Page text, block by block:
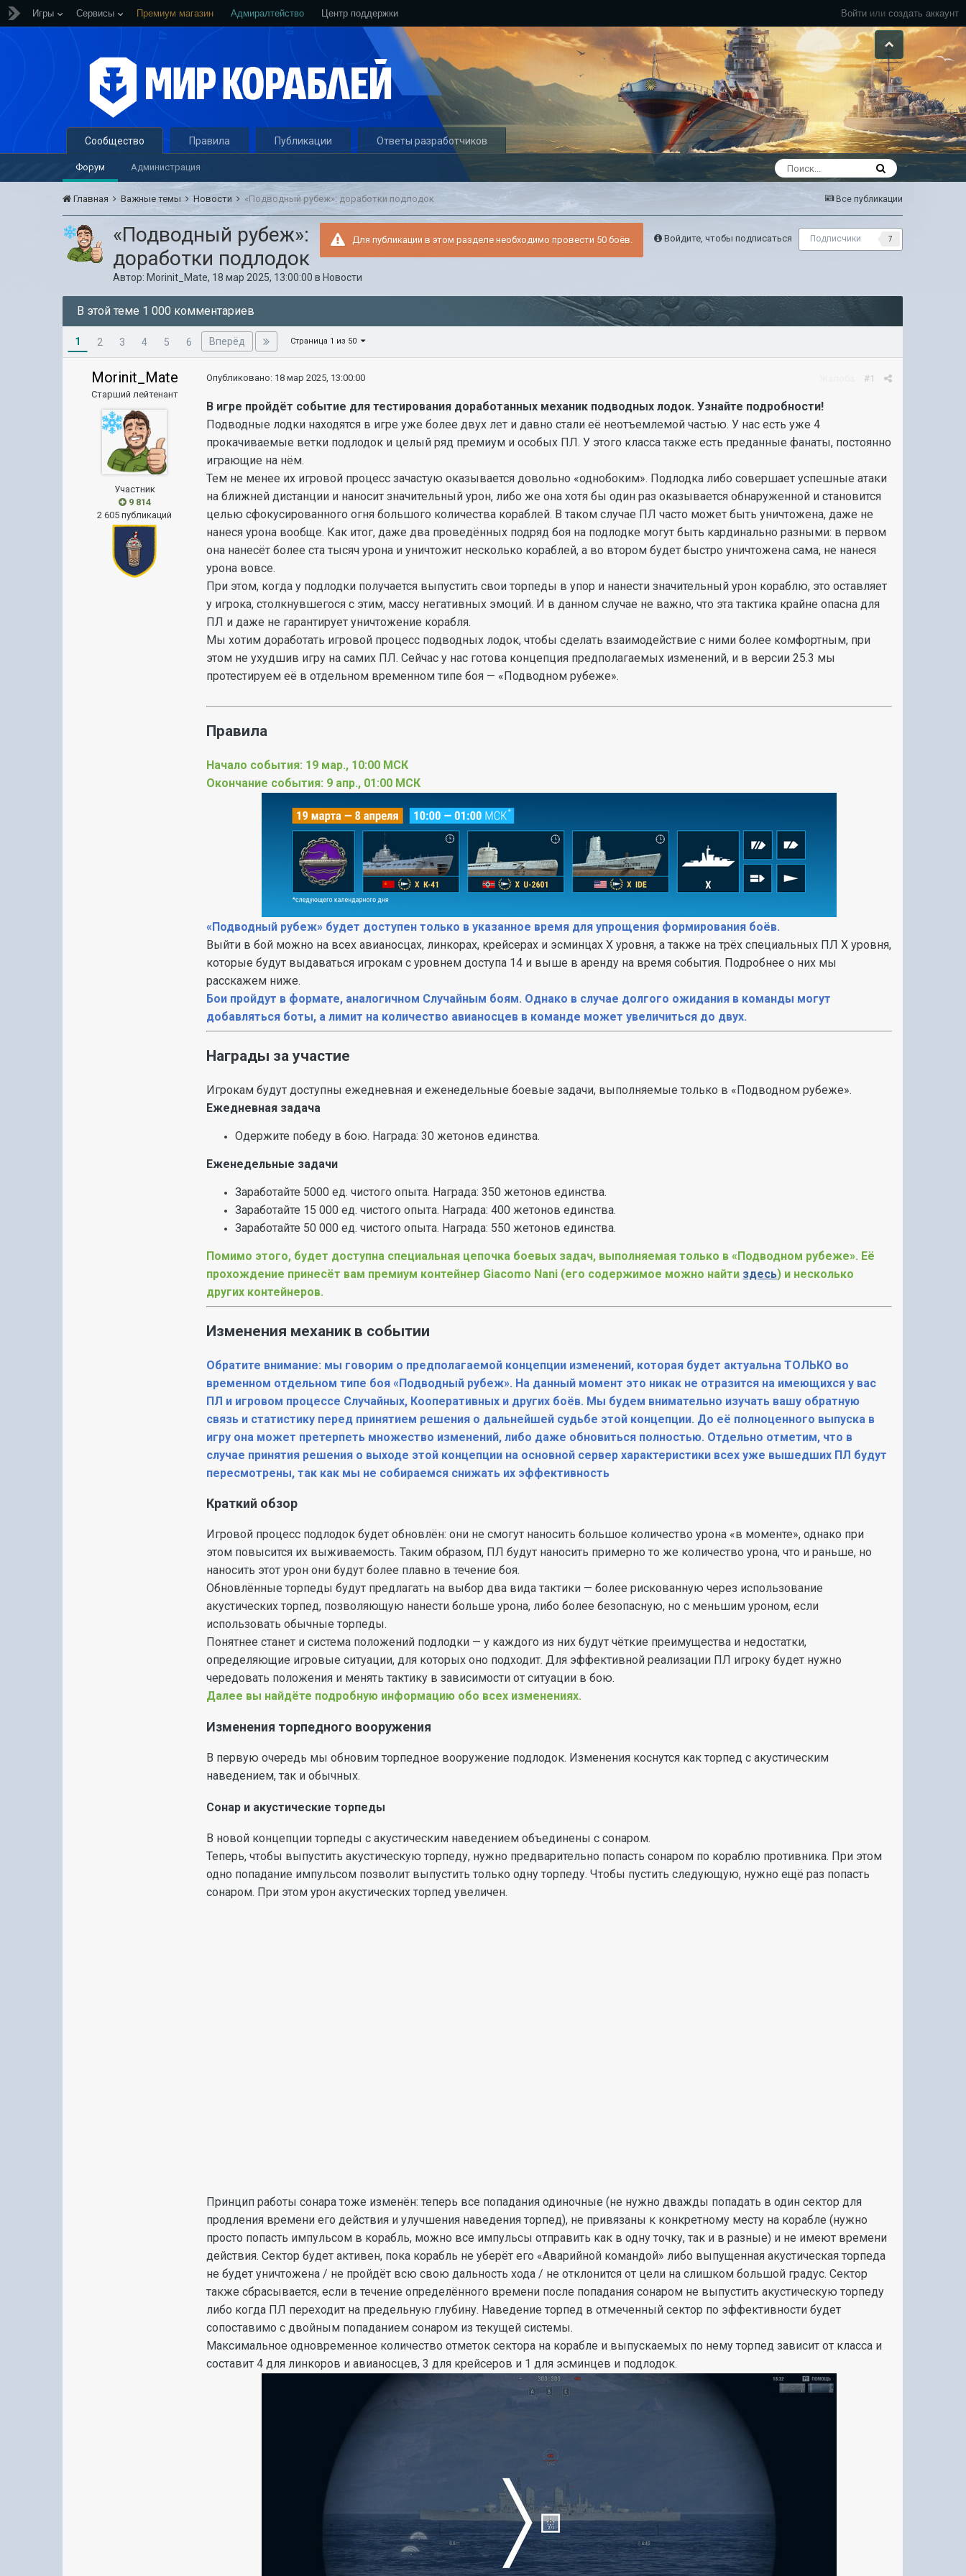
Войти или создать аккаунт
Игры Сервисы Премиум магазин Адмиралтейство Центр поддержки
Сообщество
Форум Администрация
Правила Публикации Ответы разработчиков
Все публикации
Главная Важные темы Новости «Подводный рубеж»: доработки подлодок
Войдите, чтобы подписаться Подписчики 7
Для публикации в этом разделе необходимо провести 50 боёв.
«Подводный рубеж»:
доработки подлодок
Автор: Morinit_Mate, 18 мар 2025, 13:00:00 в Новости
В этой теме 1 000 комментариев
1 2 3 4 5 6 Вперёд Страница 1 из 50
Morinit_Mate
Старший лейтенант
Участник
9 814
2 605 публикаций
#1
Опубликовано: 18 мар 2025, 13:00:00
В игре пройдёт событие для тестирования доработанных механик подводных лодок. Узнайте подробности!
Подводные лодки находятся в игре уже более двух лет и давно стали её неотъемлемой частью. У нас есть уже 4
прокачиваемые ветки подлодок и целый ряд премиум и особых ПЛ. У этого класса также есть преданные фанаты, постоянно
играющие на нём.
Тем не менее их игровой процесс зачастую оказывается довольно «однобоким». Подлодка либо совершает успешные атаки
на ближней дистанции и наносит значительный урон, либо же она хотя бы один раз оказывается обнаруженной и становится
целью сфокусированного огня большого количества кораблей. В таком случае ПЛ часто может быть уничтожена, даже не
нанеся урона вообще. Как итог, даже два проведённых подряд боя на подлодке могут быть кардинально разными: в первом
она нанесёт более ста тысяч урона и уничтожит несколько кораблей, а во втором будет быстро уничтожена сама, не нанеся
урона вовсе.
При этом, когда у подлодки получается выпустить свои торпеды в упор и нанести значительный урон кораблю, это оставляет
у игрока, столкнувшегося с этим, массу негативных эмоций. И в данном случае не важно, что эта тактика крайне опасна для
ПЛ и даже не гарантирует уничтожение корабля.
Мы хотим доработать игровой процесс подводных лодок, чтобы сделать взаимодействие с ними более комфортным, при
этом не ухудшив игру на самих ПЛ. Сейчас у нас готова концепция предполагаемых изменений, и в версии 25.3 мы
протестируем её в отдельном временном типе боя — «Подводном рубеже».
Правила
Начало события: 19 мар., 10:00 МСК
Окончание события: 9 апр., 01:00 МСК
«Подводный рубеж» будет доступен только в указанное время для упрощения формирования боёв.
Выйти в бой можно на всех авианосцах, линкорах, крейсерах и эсминцах Х уровня, а также на трёх специальных ПЛ Х уровня,
которые будут выдаваться игрокам с уровнем доступа 14 и выше в аренду на время события. Подробнее о них мы
расскажем ниже.
Бои пройдут в формате, аналогичном Случайным боям. Однако в случае долгого ожидания в команды могут
добавляться боты, а лимит на количество авианосцев в команде может увеличиться до двух.
Награды за участие
Игрокам будут доступны ежедневная и еженедельные боевые задачи, выполняемые только в «Подводном рубеже».
Ежедневная задача
Одержите победу в бою. Награда: 30 жетонов единства.
Еженедельные задачи
Заработайте 5000 ед. чистого опыта. Награда: 350 жетонов единства.
Заработайте 15 000 ед. чистого опыта. Награда: 400 жетонов единства.
Заработайте 50 000 ед. чистого опыта. Награда: 550 жетонов единства.
Помимо этого, будет доступна специальная цепочка боевых задач, выполняемая только в «Подводном рубеже». Её
прохождение принесёт вам премиум контейнер Giacomo Nani (его содержимое можно найти здесь) и несколько
других контейнеров.
Изменения механик в событии
Обратите внимание: мы говорим о предполагаемой концепции изменений, которая будет актуальна ТОЛЬКО во
временном отдельном типе боя «Подводный рубеж». На данный момент это никак не отразится на имеющихся у вас
ПЛ и игровом процессе Случайных, Кооперативных и других боёв. Мы будем внимательно изучать вашу обратную
связь и статистику перед принятием решения о дальнейшей судьбе этой концепции. До её полноценного выпуска в
игру она может претерпеть множество изменений, либо даже обновиться полностью. Отдельно отметим, что в
случае принятия решения о выходе этой концепции на основной сервер характеристики всех уже вышедших ПЛ будут
пересмотрены, так как мы не собираемся снижать их эффективность
Краткий обзор
Игровой процесс подлодок будет обновлён: они не смогут наносить большое количество урона «в моменте», однако при
этом повысится их выживаемость. Таким образом, ПЛ будут наносить примерно то же количество урона, что и раньше, но
наносить этот урон они будут более плавно в течение боя.
Обновлённые торпеды будут предлагать на выбор два вида тактики — более рискованную через использование
акустических торпед, позволяющую нанести больше урона, либо более безопасную, но с меньшим уроном, если
использовать обычные торпеды.
Понятнее станет и система положений подлодки — у каждого из них будут чёткие преимущества и недостатки,
определяющие игровые ситуации, для которых оно подходит. Для эффективной реализации ПЛ игроку будет нужно
чередовать положения и менять тактику в зависимости от ситуации в бою.
Далее вы найдёте подробную информацию обо всех изменениях.
Изменения торпедного вооружения
В первую очередь мы обновим торпедное вооружение подлодок. Изменения коснутся как торпед с акустическим
наведением, так и обычных.
Сонар и акустические торпеды
В новой концепции торпеды с акустическим наведением объединены с сонаром.
Теперь, чтобы выпустить акустическую торпеду, нужно предварительно попасть сонаром по кораблю противника. При этом
одно попадание импульсом позволит выпустить только одну торпеду. Чтобы пустить следующую, нужно ещё раз попасть
сонаром. При этом урон акустических торпед увеличен.
Принцип работы сонара тоже изменён: теперь все попадания одиночные (не нужно дважды попадать в один сектор для
продления времени его действия и улучшения наведения торпед), не привязаны к конкретному месту на корабле (нужно
просто попасть импульсом в корабль, можно все импульсы отправить как в одну точку, так и в разные) и не имеют времени
действия. Сектор будет активен, пока корабль не уберёт его «Аварийной командой» либо выпущенная акустическая торпеда
не будет уничтожена / не пройдёт всю свою дальность хода / не отклонится от цели на слишком большой градус. Сектор
также сбрасывается, если в течение определённого времени после попадания сонаром не выпустить акустическую торпеду
либо когда ПЛ переходит на предельную глубину. Наведение торпед в отмеченный сектор по эффективности будет
сопоставимо с двойным попаданием сонаром из текущей системы.
Максимальное одновременное количество отметок сектора на корабле и выпускаемых по нему торпед зависит от класса и
составит 4 для линкоров и авианосцев, 3 для крейсеров и 1 для эсминцев и подлодок.